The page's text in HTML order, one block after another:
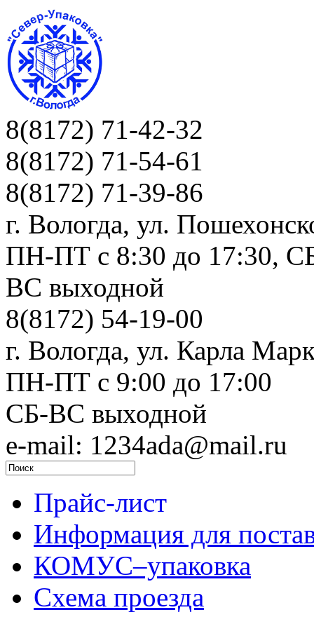
8(8172) 71-42-32
8(8172) 71-54-61
8(8172) 71-39-86
г. Вологда, ул.
ПН-ПТ c 8:30 до 17:30,
ВС выходной
8(8172) 54-19-00
г. Вологда, ул. Карла
ПН-ПТ c 9:00 до 17:00
СБ-ВС выходной
e-mail: 1234ada@mail.ru
Прайс-лист
Информация для
КОМУС–упаковка
Схема проезда